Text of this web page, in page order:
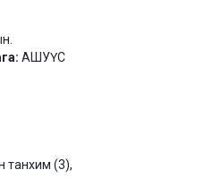
АШУҮС
танхим (3),